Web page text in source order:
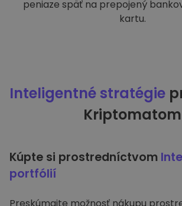
peniaze späť na prepojený
kartu.
Inteligentné stratégie
Kriptomatom
Kúpte si prostredníctvom
portfólií